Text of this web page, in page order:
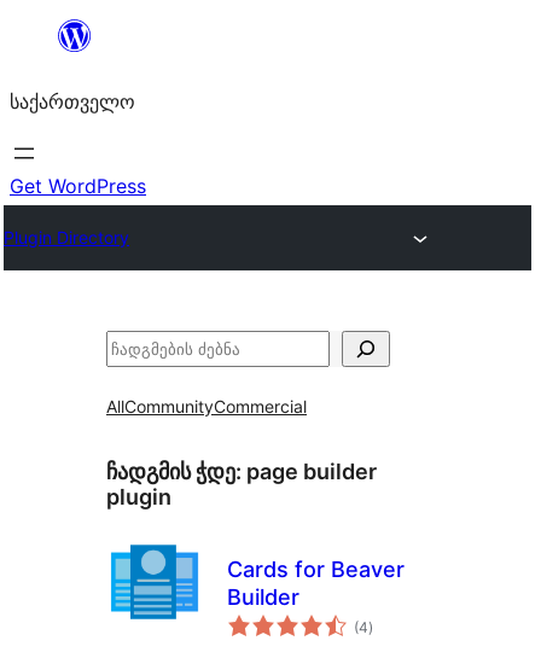
შიგთავსზე
საქართველო
Get WordPress
Plugin Directory
ძებნა
AllCommunityCommercial
ჩადგმის ჭდე: page builder
plugin
Cards for Beaver
Builder
(4საერთო
რეიტინგი
)